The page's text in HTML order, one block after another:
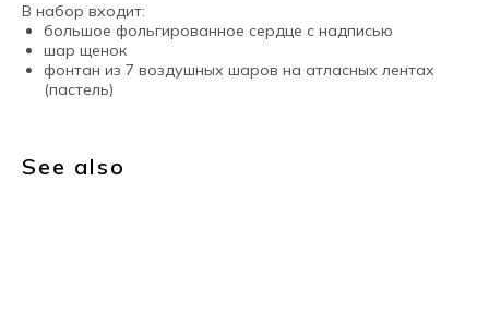
В набор входит:
большое фольгированное сердце с надписью
шар щенок
фонтан из 7 воздушных шаров на атласных лентах
(пастель)
See also